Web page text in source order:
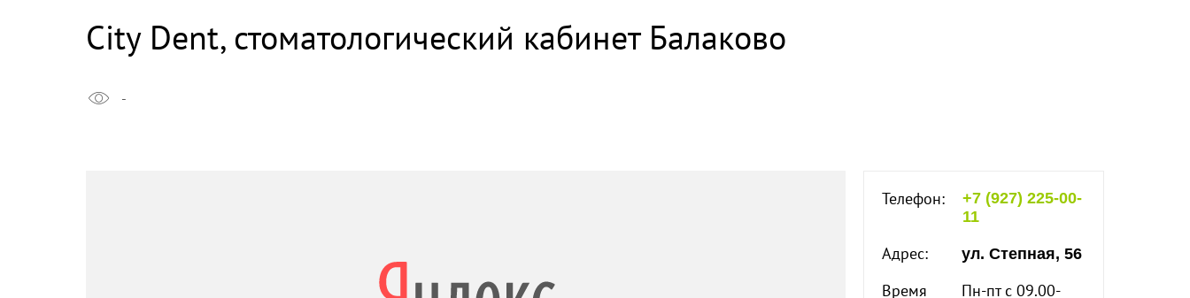
City Dent, стоматологический кабинет Балаково
-
Телефон:
+7 (927) 225-00-
11
Адрес: ул. Степная, 56
Время
Пн-пт с 09.00-